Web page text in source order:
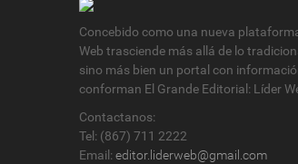
Concebido como una nueva
Web trasciende más allá de lo
sino más bien un portal con
conforman El Grande Editorial: Líder
Contactanos:
Tel: (867) 711 2222
Email: editor.liderweb@gmail.com